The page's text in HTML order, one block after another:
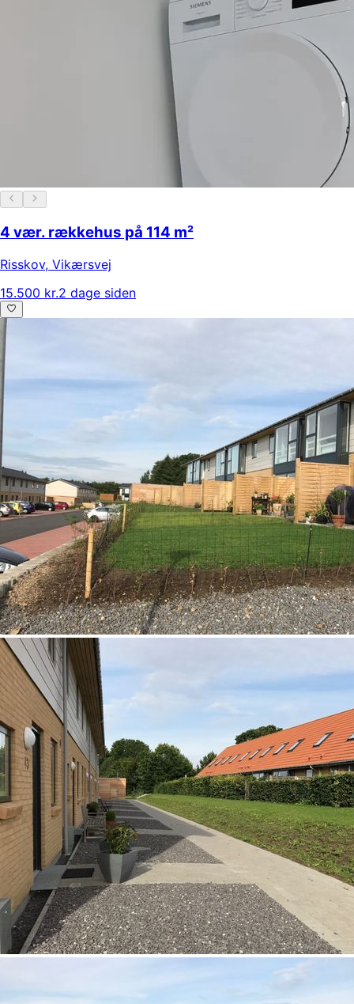
4 vær. rækkehus på 114 m²
Risskov, Vikærsvej
15.500 kr.2 dage siden